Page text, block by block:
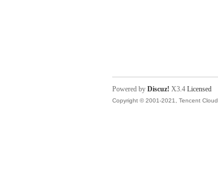
Powered by Discuz! X3.4 Licensed
Copyright © 2001-2021, Tencent Cloud.